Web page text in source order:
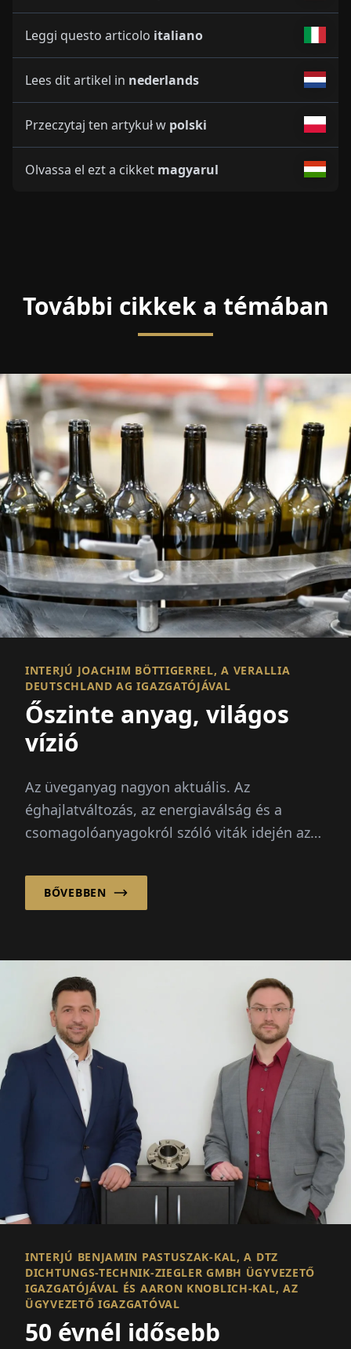
Leggi questo articolo italiano
Lees dit artikel in nederlands
Przeczytaj ten artykuł w polski
Olvassa el ezt a cikket magyarul
További cikkek a témában
INTERJÚ JOACHIM BÖTTIGERREL, A VERALLIA
DEUTSCHLAND AG IGAZGATÓJÁVAL
Őszinte anyag, világos
vízió
Az üveganyag nagyon aktuális. Az
éghajlatváltozás, az energiaválság és a
csomagolóanyagokról szóló viták idején az
újrahasznosítható...
BŐVEBBEN
INTERJÚ BENJAMIN PASTUSZAK-KAL, A DTZ
DICHTUNGS-TECHNIK-ZIEGLER GMBH ÜGYVEZETŐ
IGAZGATÓJÁVAL ÉS AARON KNOBLICH-KAL, AZ
ÜGYVEZETŐ IGAZGATÓVAL
50 évnél idősebb